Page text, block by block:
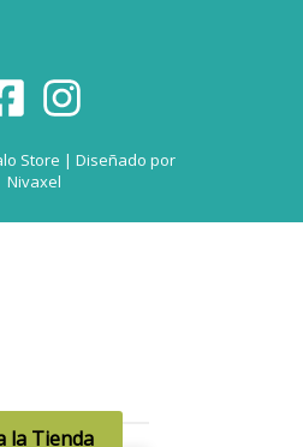
Store | Diseñado por
Nivaxel
la Tienda